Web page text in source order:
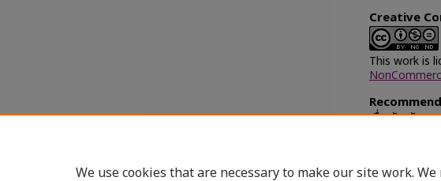
Creative
This work is
เขื่อนวัง, วัชรา
We use cookies that are necessary to make our site work.